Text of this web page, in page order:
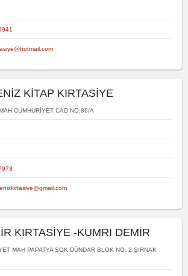
KİTAP KIRTASİYE
CUMHURİYET CAD NO:86/A
KIRTASİYE -KUMRI DEMİR
MAH PAPATYA SOK DÜNDAR BLOK NO: 2 ŞIRNAK